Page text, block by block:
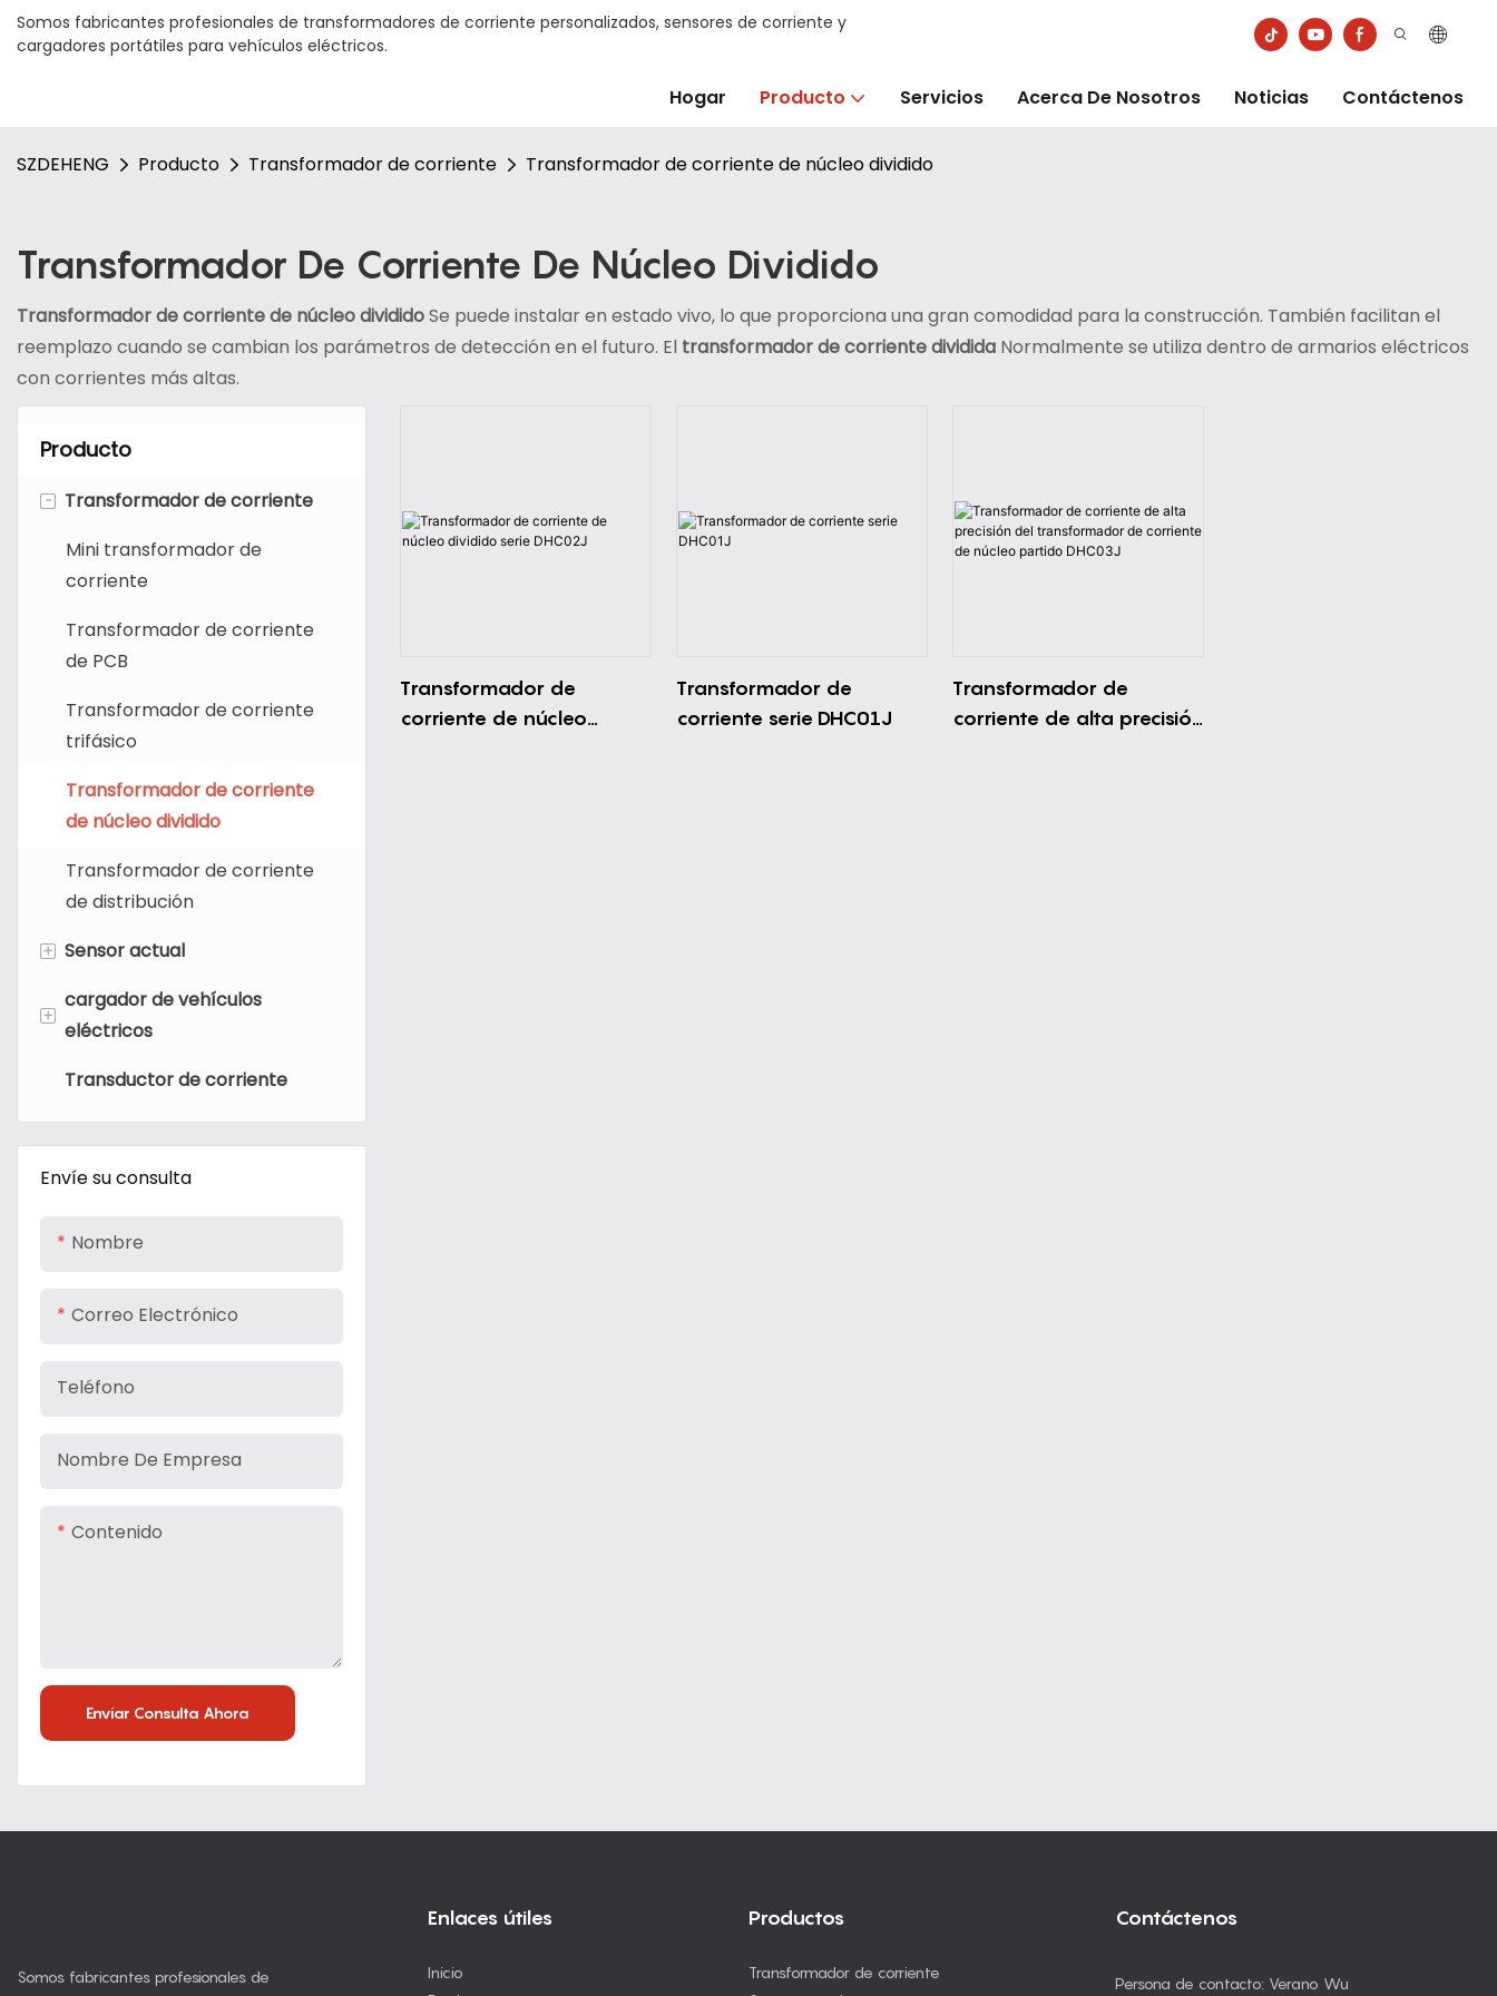
Somos fabricantes profesionales de transformadores de corriente personalizados, sensores de corriente y
cargadores portátiles para vehículos eléctricos.
Hogar Producto Servicios Acerca De Nosotros Noticias Contáctenos
SZDEHENG Producto Transformador de corriente Transformador de corriente de núcleo dividido
Transformador De Corriente De Núcleo Dividido
Transformador de corriente de núcleo divididoSe puede instalar en estado vivo, lo que proporciona una gran comodidad para la construcción. También facilitan el
reemplazo cuando se cambian los parámetros de detección en el futuro. El transformador de corriente dividida Normalmente se utiliza dentro de armarios eléctricos
con corrientes más altas.
Producto
-
Transformador de corriente
Mini transformador de
corriente
Transformador de corriente
de PCB
Transformador de corriente
trifásico
Transformador de corriente
de núcleo dividido
Transformador de corriente
de distribución
+ Sensor actual
Sensor de corriente Hall
bobina Rogowski
+
cargador de vehículos
eléctricos
Cargador portátil para
de vehículos eléctricos
Transductor de corriente
Envíe su consulta
Nombre
Correo Electrónico
Teléfono
Nombre De Empresa
Contenido
Enviar Consulta Ahora
Transformador de
corriente de núcleo
Transformador de
corriente serie DHC01J
Transformador de
corriente de alta precisión
Somos fabricantes profesionales de
Enlaces útiles
Inicio
Productos
Transformador de corriente
Contáctenos
Persona de contacto: Verano Wu